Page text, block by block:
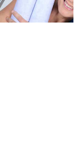
www.filpassi
on.com